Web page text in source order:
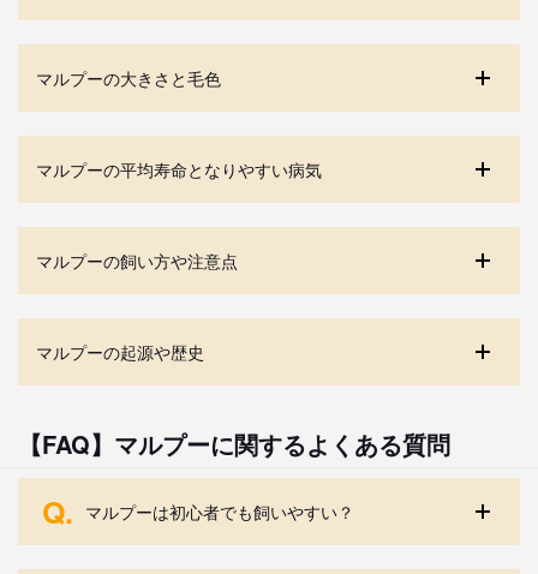
マルプーの大きさと毛色
マルプーの平均寿命となりやすい病気
マルプーの飼い方や注意点
マルプーの起源や歴史
【FAQ】マルプーに関するよくある質問
Q. マルプーは初心者でも飼いやすい？